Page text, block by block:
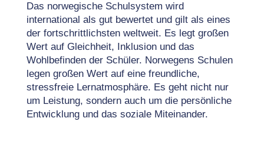
Das norwegische Schulsystem wird
international als gut bewertet und gilt als eines
der fortschrittlichsten weltweit. Es legt großen
Wert auf Gleichheit, Inklusion und das
Wohlbefinden der Schüler. Norwegens Schulen
legen großen Wert auf eine freundliche,
stressfreie Lernatmosphäre. Es geht nicht nur
um Leistung, sondern auch um die persönliche
Entwicklung und das soziale Miteinander.